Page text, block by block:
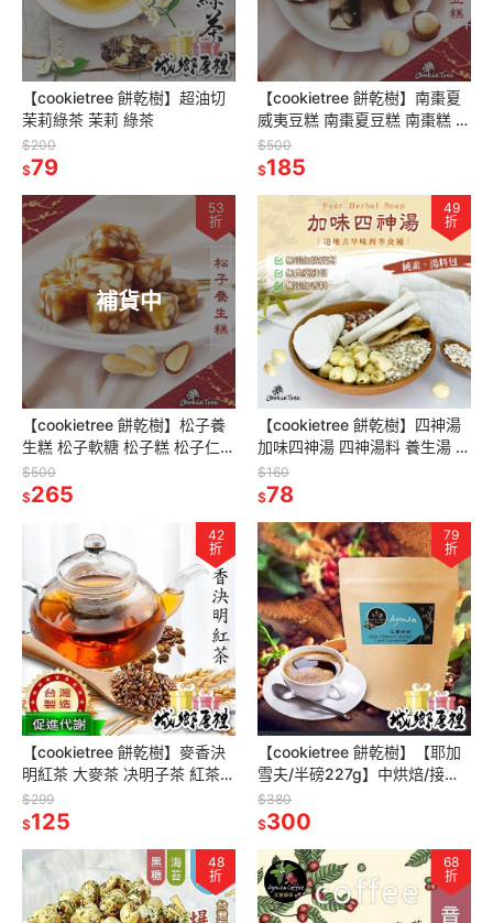
【cookietree 餅乾樹】超油切
茉莉綠茶 茉莉 綠茶
$200
$79
【cookietree 餅乾樹】南棗夏
威夷豆糕 南棗夏豆糕 南棗糕 棗
泥糕 夏威夷果 減糖不黏牙 獨立
包裝 伴手禮
$500
$185
補貨中
53
折
【cookietree 餅乾樹】松子養
生糕 松子軟糖 松子糕 松子仁
中式養生點心 純天然 獨立包裝
年節 伴手禮
$500
$265
49
折
【cookietree 餅乾樹】四神湯
加味四神湯 四神湯料 養生湯 食
補 料理包 薏仁 芡實 茯苓 蓮子
$160
$78
42
折
【cookietree 餅乾樹】麥香決
明紅茶 大麥茶 决明子茶 紅茶
每袋15入
$299
$125
79
折
【cookietree 餅乾樹】【耶加
雪夫/半磅227g】中烘焙/接單
鮮焙❤SHG等級
$380
$300
48
折
68
折